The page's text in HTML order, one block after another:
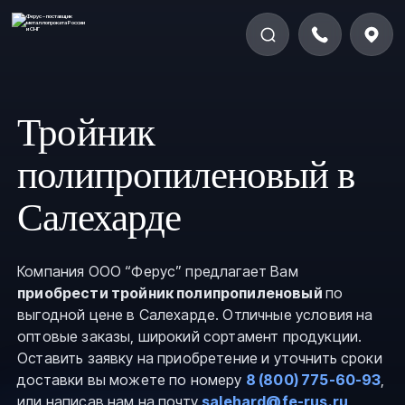
Тройник
полипропиленовый в
Салехарде
Компания ООО “Ферус” предлагает Вам
приобрести тройник полипропиленовый по
выгодной цене в Салехарде. Отличные условия на
оптовые заказы, широкий сортамент продукции.
Оставить заявку на приобретение и уточнить сроки
доставки вы можете по номеру 8 (800) 775-60-93,